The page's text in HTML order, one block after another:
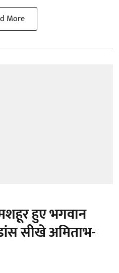
More
हुए भगवान
सीखे अमिताभ-